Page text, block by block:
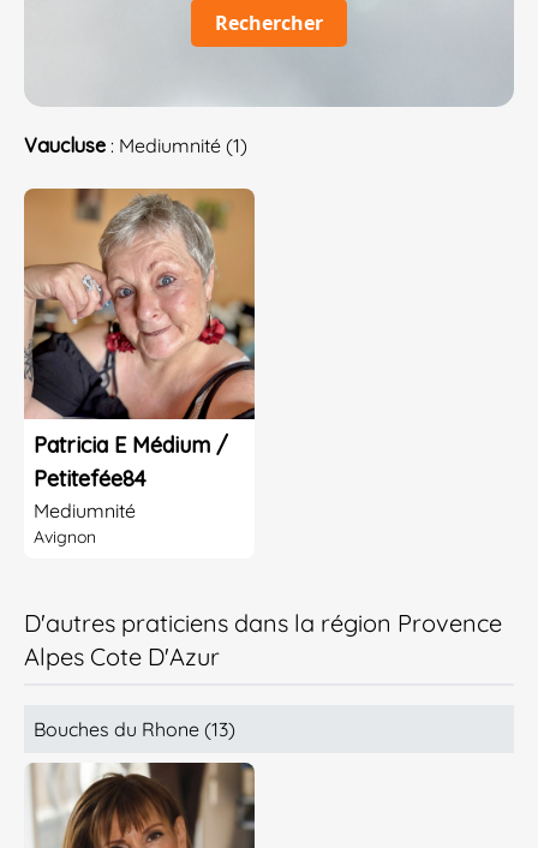
Rechercher
Vaucluse : Mediumnité (1)
Patricia E Médium /
Petitefée84
Mediumnité
Avignon
D'autres praticiens dans la région Provence
Alpes Cote D'Azur
Bouches du Rhone (13)